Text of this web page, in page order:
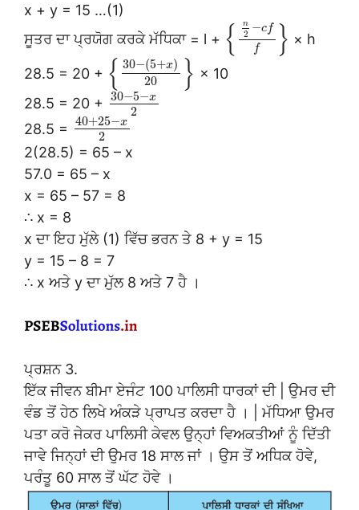
x + y = 15 …(1)
ਸੂਤਰ ਦਾ ਪ੍ਰਯੋਗ ਕਰਕੇ ਮੱਧਿਕਾ = l + { n
2 −c f
f
} × h
28.5 = 20 + { 30−(5+x)
20
} × 10
28.5 = 20 + 30−5−x
2
28.5 = 40+25−x
2
2(28.5) = 65 – x
57.0 = 65 – x
x = 65 – 57 = 8
∴ x = 8
x ਦਾ ਇਹ ਮੁੱਲੇ (1) ਵਿੱਚ ਭਰਨ ਤੇ 8 + y = 15
y = 15 – 8 = 7
∴ x ਅਤੇ y ਦਾ ਮੁੱਲ 8 ਅਤੇ 7 ਹੈ ।
ਪ੍ਰਸ਼ਨ 3.
ਇੱਕ ਜੀਵਨ ਬੀਮਾ ਏਜੰਟ 100 ਪਾਲਿਸੀ ਧਾਰਕਾਂ ਦੀ | ਉਮਰ ਦੀ
ਵੰਡ ਤੋਂ ਹੇਠ ਲਿਖੇ ਅੰਕੜੇ ਪ੍ਰਾਪਤ ਕਰਦਾ ਹੈ । | ਮੱਧਿਆ ਉਮਰ
ਪਤਾ ਕਰੋ ਜੇਕਰ ਪਾਲਿਸੀ ਕੇਵਲ ਉਨ੍ਹਾਂ ਵਿਅਕਤੀਆਂ ਨੂੰ ਦਿੱਤੀ
ਜਾਵੇ ਜਿਨ੍ਹਾਂ ਦੀ ਉਮਰ 18 ਸਾਲ ਜਾਂ । ਉਸ ਤੋਂ ਅਧਿਕ ਹੋਵੇ,
ਪਰੰਤੂ 60 ਸਾਲ ਤੋਂ ਘੱਟ ਹੋਵੇ ।